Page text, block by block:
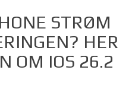
STRØM
HER
OM IOS 26.2